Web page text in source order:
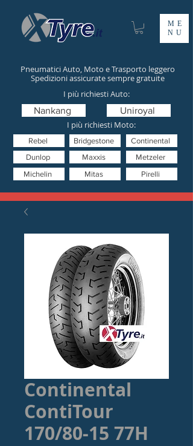
ME
NU
Pneumatici Auto, Moto e Trasporto leggero
Spedizioni assicurate sempre gratuite
I più richiesti Moto:
Mitas
Nankang
Pirelli
Uniroyal
Metzeler
Dunlop
Bridgestone Continental
Michelin
Rebel
I più richiesti Auto:
Maxxis
Continental
ContiTour
170/80-15 77H